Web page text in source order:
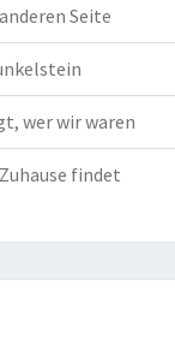
Seite
wer wir waren
findet